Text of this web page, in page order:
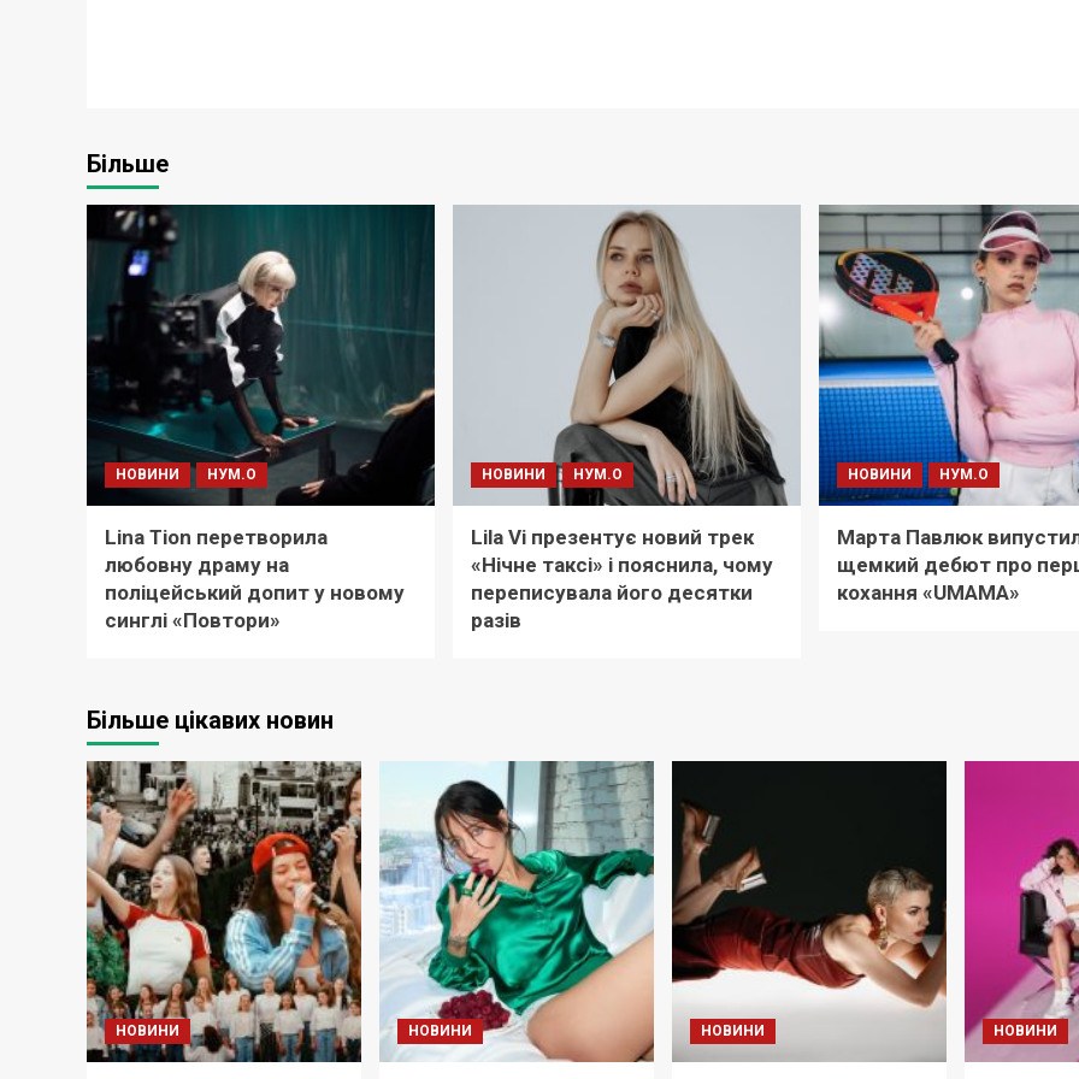
Більше
НОВИНИ НУМ.О
Lina Tion перетворила
любовну драму на
поліцейський допит у новому
синглі «Повтори»
НОВИНИ НУМ.О
Lila Vi презентує новий трек
«Нічне таксі» і пояснила, чому
переписувала його десятки
разів
НОВИНИ НУМ.О
Марта Павлюк
щемкий дебют про
кохання «UМАМА»
Більше цікавих новин
НОВИНИ НОВИНИ НОВИНИ НОВИНИ